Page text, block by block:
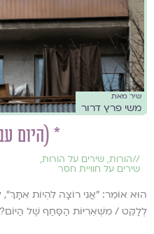
שיר מאת
משי פרץ דרור
* (היום
//הורות, שירים על הורות,
שירים על חוויית חסר
הוּא אוֹמֵר: "אֲנִי רוֹצָה לִהְיוֹת
לְלַקֵּט / מִשְּׁאֵרִיּוֹת הַסַּחַף שֶׁל הַיּוֹם?